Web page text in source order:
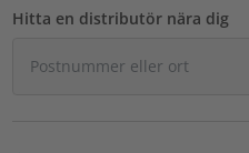
Hitta en distributör nära dig